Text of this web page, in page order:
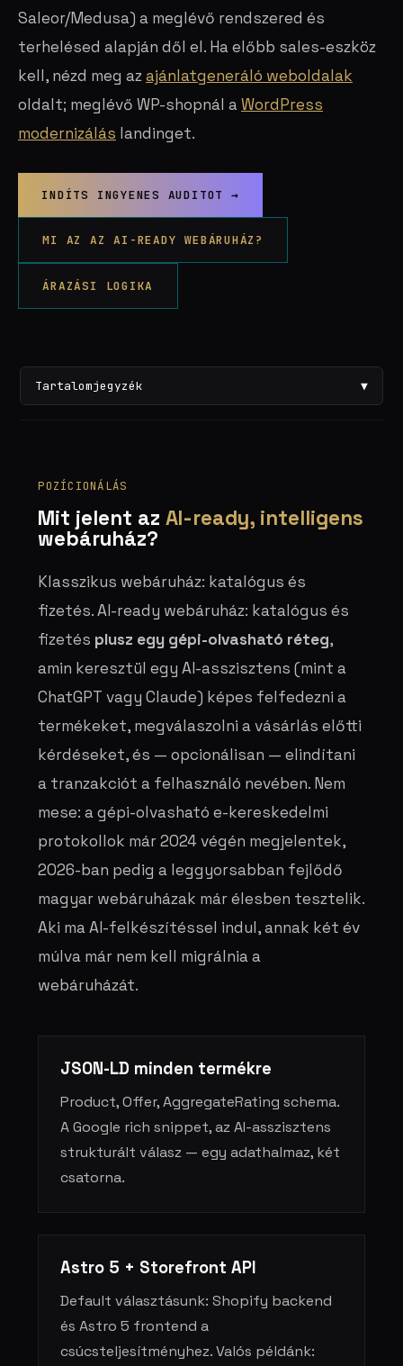
Saleor/Medusa) a meglévő rendszered és
terhelésed alapján dől el. Ha előbb sales-eszköz
kell, nézd meg azajánlatgeneráló weboldalak
oldalt; meglévő WP-shopnál aWordPress
modernizálás landinget.
INDÍTS INGYENES AUDITOT →
MI AZ AZ AI-READY WEBÁRUHÁZ?
ÁRAZÁSI LOGIKA
Tartalomjegyzék ▼
POZÍCIONÁLÁS
Mit jelent azAI-ready, intelligens
webáruház?
Klasszikus webáruház: katalógus és
fizetés. AI-ready webáruház: katalógus és
fizetés plusz egy gépi-olvasható réteg,
amin keresztül egy AI-asszisztens (mint a
ChatGPT vagy Claude) képes felfedezni a
termékeket, megválaszolni a vásárlás előtti
kérdéseket, és — opcionálisan — elindítani
a tranzakciót a felhasználó nevében. Nem
mese: a gépi-olvasható e-kereskedelmi
protokollok már 2024 végén megjelentek,
2026-ban pedig a leggyorsabban fejlődő
magyar webáruházak már élesben tesztelik.
Aki ma AI-felkészítéssel indul, annak két év
múlva már nem kell migrálnia a
webáruházát.
JSON-LD minden termékre
Product, Offer, AggregateRating schema.
A Google rich snippet, az AI-asszisztens
strukturált válasz — egy adathalmaz, két
csatorna.
Astro 5 + Storefront API
Default választásunk: Shopify backend
és Astro 5 frontend a
csúcsteljesítményhez. Valós példánk: